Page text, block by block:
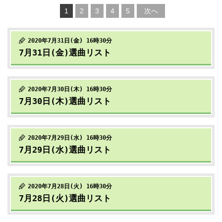
1 2 3 4 5 次へ
2020年7月31日(金) 16時30分
7月31日(金)選曲リスト
2020年7月30日(木) 16時30分
7月30日(木)選曲リスト
2020年7月29日(水) 16時30分
7月29日(水)選曲リスト
2020年7月28日(火) 16時30分
7月28日(火)選曲リスト